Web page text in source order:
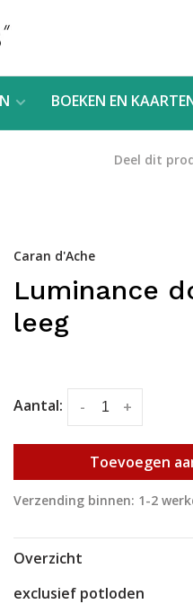
BOEKEN EN
Deel dit
Caran d'Ache
Luminance
leeg
Aantal: +
-
Toevoegen
Verzending binnen: 1-2
Overzicht
exclusief potloden